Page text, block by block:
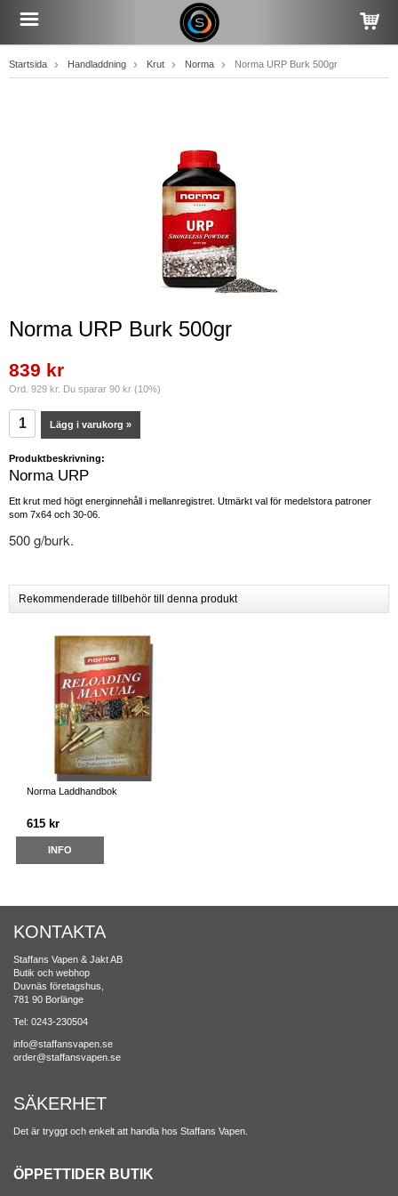
Startsida Handladdning Krut Norma Norma URP Burk 500gr
Norma URP Burk 500gr
839 kr
Ord. 929 kr. Du sparar 90 kr (10%)
Lägg i varukorg »
Produktbeskrivning:
Norma URP
Ett krut med högt energinnehåll i mellanregistret. Utmärkt val för medelstora patroner
som 7x64 och 30-06.
500 g/burk.
Rekommenderade tillbehör till denna produkt
Norma Laddhandbok
615 kr
INFO
KONTAKTA
Staffans Vapen & Jakt AB
Butik och webhop
Duvnäs företagshus,
781 90 Borlänge
Tel: 0243-230504
info@staffansvapen.se
order@staffansvapen.se
SÄKERHET
Det är tryggt och enkelt att handla hos Staffans Vapen.
ÖPPETTIDER BUTIK